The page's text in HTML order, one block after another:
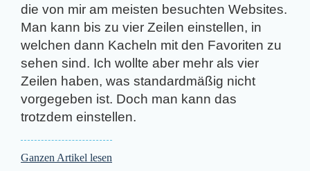
die von mir am meisten besuchten Websites.
Man kann bis zu vier Zeilen einstellen, in
welchen dann Kacheln mit den Favoriten zu
sehen sind. Ich wollte aber mehr als vier
Zeilen haben, was standardmäßig nicht
vorgegeben ist. Doch man kann das
trotzdem einstellen.
Ganzen Artikel lesen